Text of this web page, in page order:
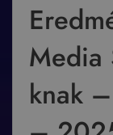
Media
knak